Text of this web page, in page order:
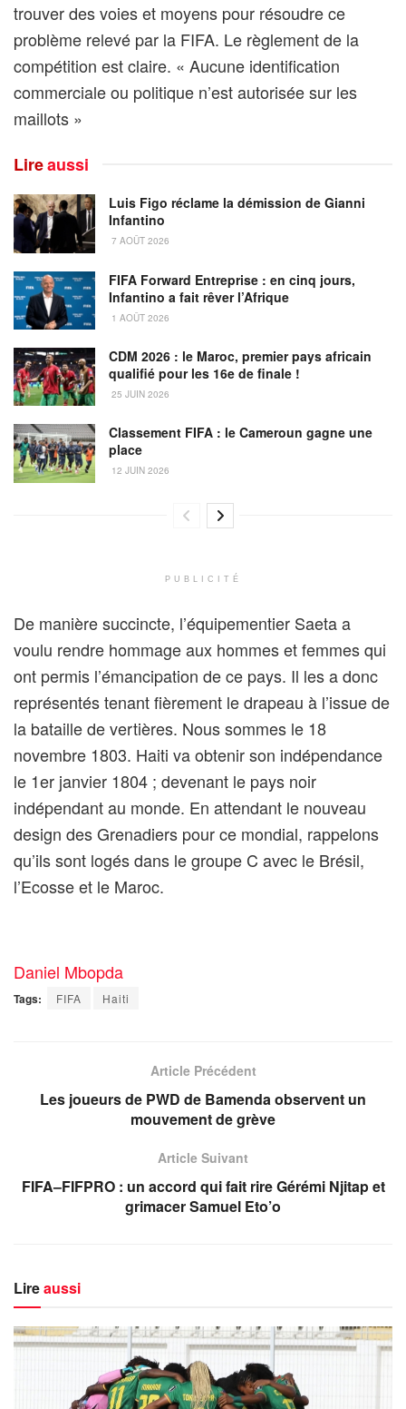
trouver des voies et moyens pour résoudre ce
problème relevé par la FIFA. Le règlement de la
compétition est claire. « Aucune identification
commerciale ou politique n’est autorisée sur les
maillots »
Lireaussi
Luis Figo réclame la démission de Gianni
Infantino
7 AOÛT 2026
FIFA Forward Entreprise : en cinq jours,
Infantino a fait rêver l’Afrique
1 AOÛT 2026
CDM 2026 : le Maroc, premier pays africain
qualifié pour les 16e de finale !
25 JUIN 2026
Classement FIFA : le Cameroun gagne une
place
12 JUIN 2026
PUBLICITÉ
De manière succincte, l’équipementier Saeta a
voulu rendre hommage aux hommes et femmes qui
ont permis l’émancipation de ce pays. Il les a donc
représentés tenant fièrement le drapeau à l’issue de
la bataille de vertières. Nous sommes le 18
novembre 1803. Haiti va obtenir son indépendance
le 1er janvier 1804 ; devenant le pays noir
indépendant au monde. En attendant le nouveau
design des Grenadiers pour ce mondial, rappelons
qu’ils sont logés dans le groupe C avec le Brésil,
l’Ecosse et le Maroc.
Daniel Mbopda
Tags: FIFA Haiti
Article Précédent
Les joueurs de PWD de Bamenda observent un
mouvement de grève
Article Suivant
FIFA–FIFPRO : un accord qui fait rire Gérémi Njitap et
grimacer Samuel Eto’o
Lireaussi